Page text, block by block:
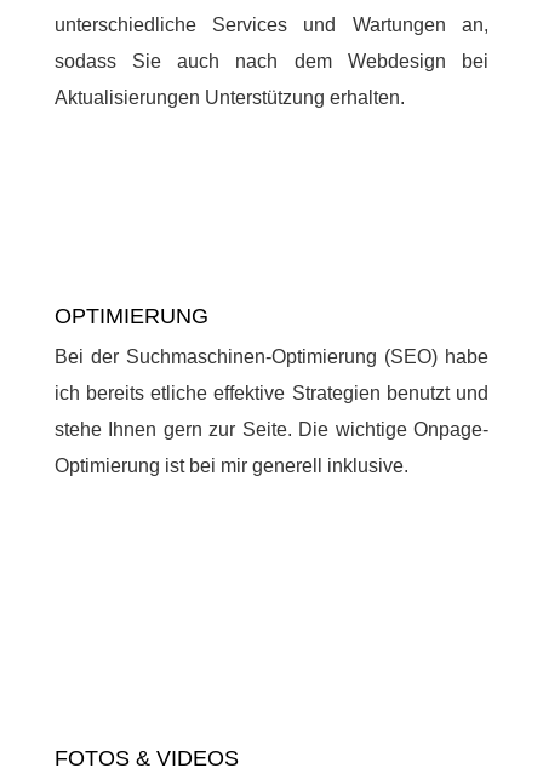
unterschiedliche Services und Wartungen an,
sodass Sie auch nach dem Webdesign bei
Aktualisierungen Unterstützung erhalten.
OPTIMIERUNG
Bei der Suchmaschinen-Optimierung (SEO) habe
ich bereits etliche effektive Strategien benutzt und
stehe Ihnen gern zur Seite. Die wichtige Onpage-
Optimierung ist bei mir generell inklusive.
FOTOS & VIDEOS